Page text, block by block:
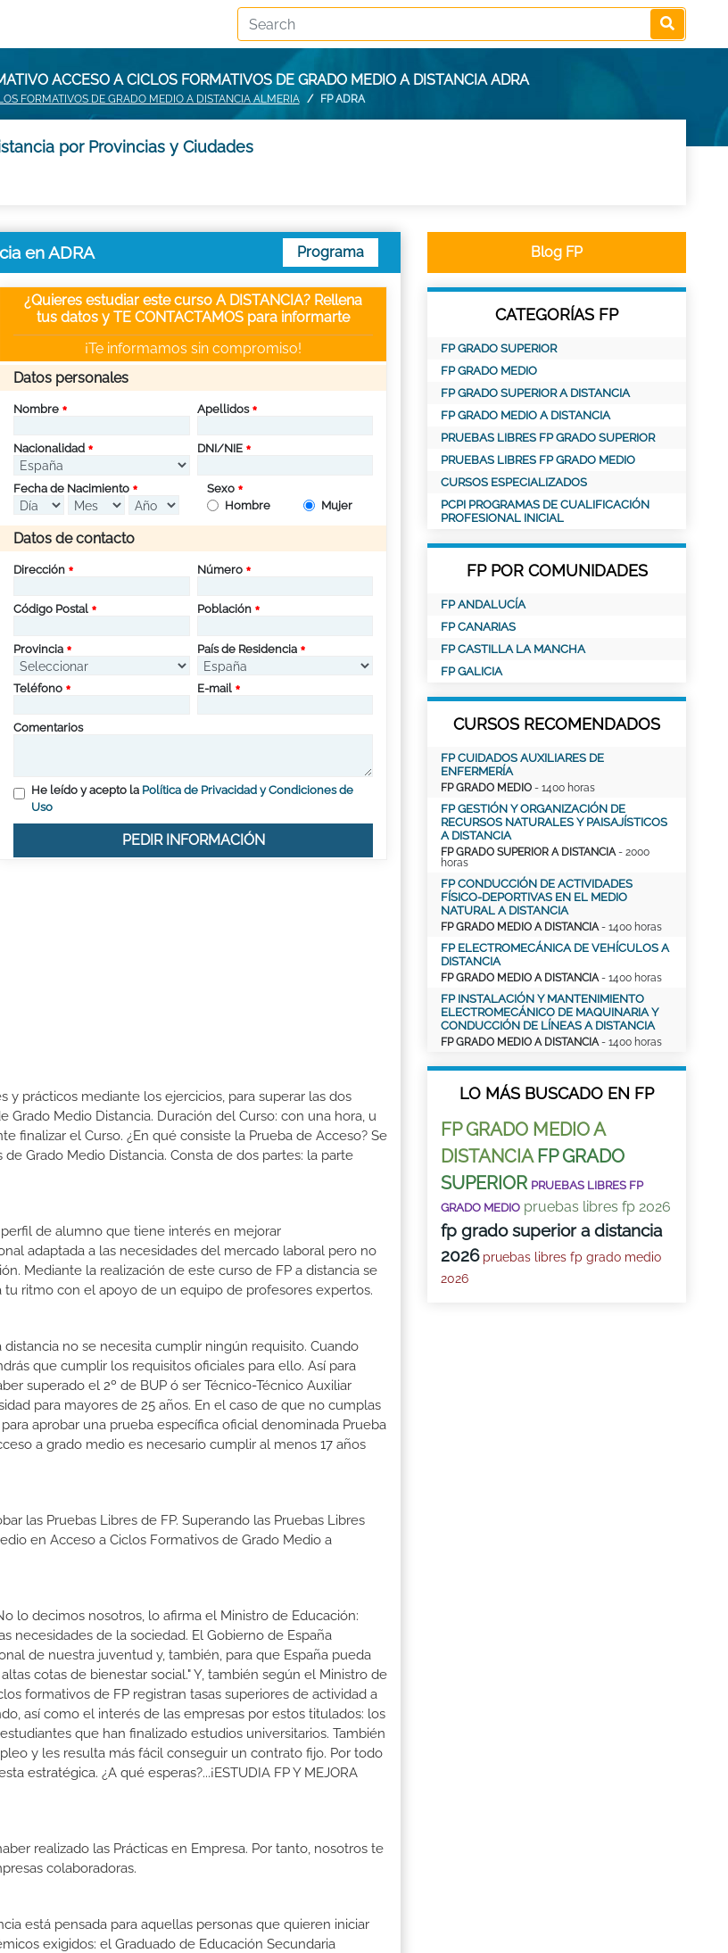
ACCESO A CICLOS FORMATIVOS DE GRADO MEDIO A DISTANCIA ADRA
FORMATIVOS DE GRADO MEDIO A DISTANCIA ALMERIA FP ADRA
por Provincias y Ciudades
en ADRA Programa
¿Quieres estudiar este curso A DISTANCIA? Rellena
tus datos y TE CONTACTAMOS para informarte
¡Te informamos sin compromiso!
Datos personales
Nombre Apellidos
Nacionalidad DNI/NIE
Fecha de Nacimiento
Sexo
Hombre
Mujer
Datos de contacto
Dirección Número
Código Postal Población
Provincia País de Residencia
Teléfono E-mail
Comentarios
He leído y acepto la Política de Privacidad y Condiciones de
Uso
PEDIR INFORMACIÓN
prácticos mediante los ejercicios, para superar las dos
Medio Distancia. Duración del Curso: con una hora, u
finalizar el Curso. ¿En qué consiste la Prueba de Acceso? Se
Grado Medio Distancia. Consta de dos partes: la parte
de alumno que tiene interés en mejorar
adaptada a las necesidades del mercado laboral pero no
Mediante la realización de este curso de FP a distancia se
ritmo con el apoyo de un equipo de profesores expertos.
no se necesita cumplir ningún requisito. Cuando
que cumplir los requisitos oficiales para ello. Así para
superado el 2º de BUP ó ser Técnico-Técnico Auxiliar
para mayores de 25 años. En el caso de que no cumplas
aprobar una prueba específica oficial denominada Prueba
a grado medio es necesario cumplir al menos 17 años
las Pruebas Libres de FP. Superando las Pruebas Libres
en Acceso a Ciclos Formativos de Grado Medio a
lo decimos nosotros, lo afirma el Ministro de Educación:
necesidades de la sociedad. El Gobierno de España
de nuestra juventud y, también, para que España pueda
cotas de bienestar social." Y, también según el Ministro de
formativos de FP registran tasas superiores de actividad a
así como el interés de las empresas por estos titulados: los
que han finalizado estudios universitarios. También
y les resulta más fácil conseguir un contrato fijo. Por todo
estratégica. ¿A qué esperas?...¡ESTUDIA FP Y MEJORA
realizado las Prácticas en Empresa. Por tanto, nosotros te
colaboradoras.
está pensada para aquellas personas que quieren iniciar
exigidos: el Graduado de Educación Secundaria
Blog FP
CATEGORÍAS FP
FP GRADO SUPERIOR
FP GRADO MEDIO
FP GRADO SUPERIOR A DISTANCIA
FP GRADO MEDIO A DISTANCIA
PRUEBAS LIBRES FP GRADO SUPERIOR
PRUEBAS LIBRES FP GRADO MEDIO
CURSOS ESPECIALIZADOS
PCPI PROGRAMAS DE CUALIFICACIÓN
PROFESIONAL INICIAL
FP POR COMUNIDADES
FP ANDALUCÍA
FP CANARIAS
FP CASTILLA LA MANCHA
FP GALICIA
CURSOS RECOMENDADOS
FP CUIDADOS AUXILIARES DE
ENFERMERÍA
FP GRADO MEDIO - 1400 horas
FP GESTIÓN Y ORGANIZACIÓN DE
RECURSOS NATURALES Y PAISAJÍSTICOS
A DISTANCIA
FP GRADO SUPERIOR A DISTANCIA- 2000
horas
FP CONDUCCIÓN DE ACTIVIDADES
FÍSICO-DEPORTIVAS EN EL MEDIO
NATURAL A DISTANCIA
FP GRADO MEDIO A DISTANCIA- 1400 horas
FP ELECTROMECÁNICA DE VEHÍCULOS A
DISTANCIA
FP GRADO MEDIO A DISTANCIA- 1400 horas
FP INSTALACIÓN Y MANTENIMIENTO
ELECTROMECÁNICO DE MAQUINARIA Y
CONDUCCIÓN DE LÍNEAS A DISTANCIA
FP GRADO MEDIO A DISTANCIA- 1400 horas
LO MÁS BUSCADO EN FP
FP GRADO MEDIO A
DISTANCIA FP GRADO
SUPERIOR PRUEBAS LIBRES FP
GRADO MEDIO pruebas libres fp 2026
fp grado superior a distancia
2026 pruebas libres fp grado medio
2026